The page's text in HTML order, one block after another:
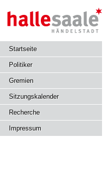
Startseite
Politiker
Gremien
Sitzungskalender
Recherche
Impressum